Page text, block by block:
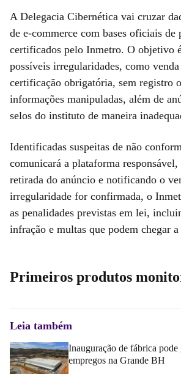
A Delegacia Cibernética vai cruzar
de e-commerce com bases oficiais de
certificados pelo Inmetro. O objetivo
possíveis irregularidades, como
certificação obrigatória, sem registro
informações manipuladas, além de
selos do instituto de maneira
Identificadas suspeitas de não
comunicará a plataforma responsável,
retirada do anúncio e notificando o
irregularidade for confirmada, o
as penalidades previstas em lei,
infração e multas que podem chegar
Primeiros produtos
Leia também
Inauguração de fábrica
empregos na Grande BH